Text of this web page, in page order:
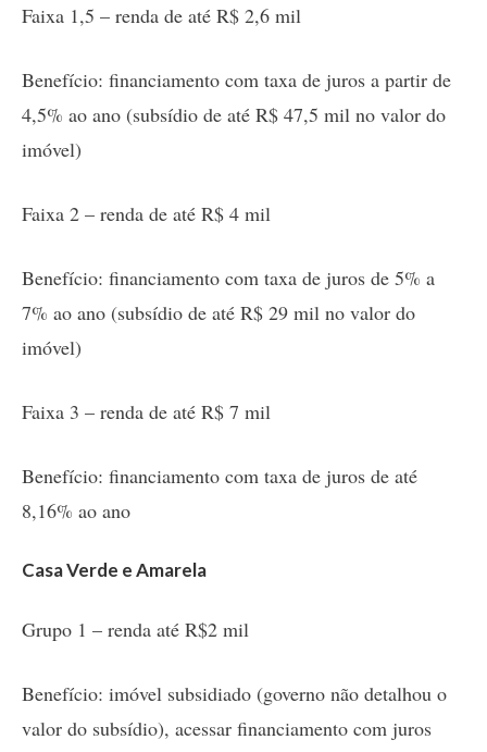
Faixa 1,5 – renda de até R$ 2,6 mil
Benefício: financiamento com taxa de juros a partir de
4,5% ao ano (subsídio de até R$ 47,5 mil no valor do
imóvel)
Faixa 2 – renda de até R$ 4 mil
Benefício: financiamento com taxa de juros de 5% a
7% ao ano (subsídio de até R$ 29 mil no valor do
imóvel)
Faixa 3 – renda de até R$ 7 mil
Benefício: financiamento com taxa de juros de até
8,16% ao ano
Casa Verde e Amarela
Grupo 1 – renda até R$2 mil
Benefício: imóvel subsidiado (governo não detalhou o
valor do subsídio), acessar financiamento com juros